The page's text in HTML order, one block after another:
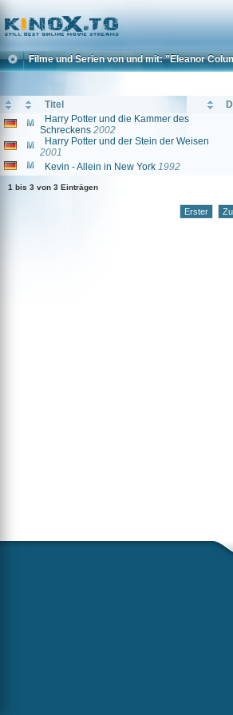
Home
Filme und Serien von und mit: "Eleanor
Titel
Harry Potter und die Kammer des
Schreckens 2002
Harry Potter und der Stein der Weisen
2001
Kevin - Allein in New York 1992
1 bis 3 von 3 Einträgen
Erster